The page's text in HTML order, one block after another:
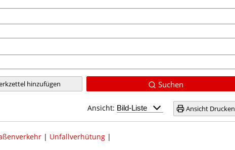
hinzufügen Suchen
Ansicht Drucken
Ansicht:
| Unfallverhütung|